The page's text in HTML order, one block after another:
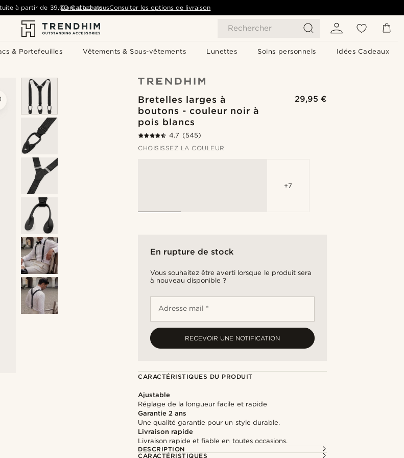
Rechercher
& Portefeuilles Vêtements & Sous-vêtements Lunettes Soins personnels Idées Cadeaux
à partir de 39,00 € d'achats- Consulter les options de livraison
Contactez-nous
Bretelles larges à
boutons - couleur noir à
pois blancs
29,95 €
4.7 (545)
CHOISISSEZ LA COULEUR
+7
En rupture de stock
Vous souhaitez être averti lorsque le produit sera
à nouveau disponible ?
Adresse mail *
RECEVOIR UNE NOTIFICATION
CARACTÉRISTIQUES DU PRODUIT
Ajustable
Réglage de la longueur facile et rapide
Garantie 2 ans
Une qualité garantie pour un style durable.
Livraison rapide
Livraison rapide et fiable en toutes occasions.
DESCRIPTION
CARACTÉRISTIQUES